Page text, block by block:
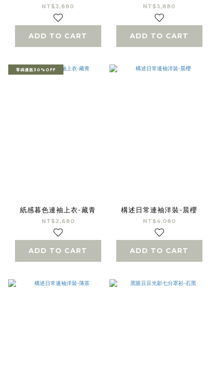
NT$3,880
ADD TO CART
NT$3,880
ADD TO CART
零碼優惠30%OFF
紙感暮色連袖上衣-藏青
NT$2,680
ADD TO CART
構述日常連袖洋裝-晨櫻
NT$4,080
ADD TO CART